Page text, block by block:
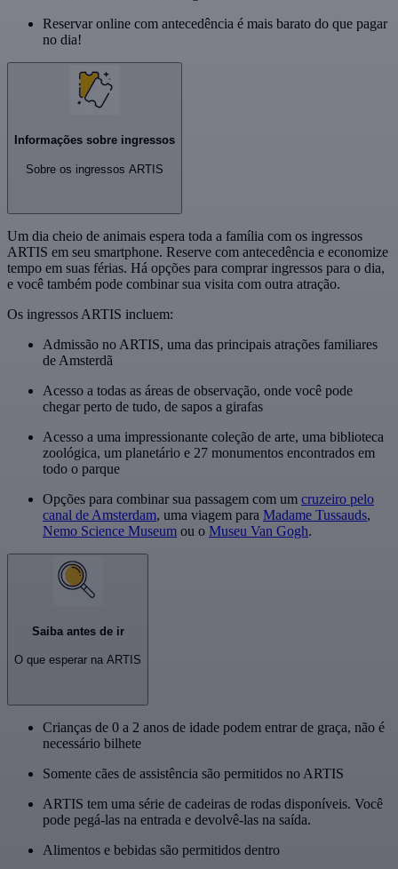
Reservar online com antecedência é mais barato do que pagar
no dia!
Informações sobre ingressos
Sobre os ingressos ARTIS
Um dia cheio de animais espera toda a família com os ingressos
ARTIS em seu smartphone. Reserve com antecedência e economize
tempo em suas férias. Há opções para comprar ingressos para o dia,
e você também pode combinar sua visita com outra atração.
Os ingressos ARTIS incluem:
Admissão no ARTIS, uma das principais atrações familiares
de Amsterdã
Acesso a todas as áreas de observação, onde você pode
chegar perto de tudo, de sapos a girafas
Acesso a uma impressionante coleção de arte, uma biblioteca
zoológica, um planetário e 27 monumentos encontrados em
todo o parque
Opções para combinar sua passagem com um cruzeiro pelo
canal de Amsterdam, uma viagem para Madame Tussauds,
Nemo Science Museum ou o Museu Van Gogh.
Saiba antes de ir
O que esperar na ARTIS
Crianças de 0 a 2 anos de idade podem entrar de graça, não é
necessário bilhete
Somente cães de assistência são permitidos no ARTIS
ARTIS tem uma série de cadeiras de rodas disponíveis. Você
pode pegá-las na entrada e devolvê-las na saída.
Alimentos e bebidas são permitidos dentro